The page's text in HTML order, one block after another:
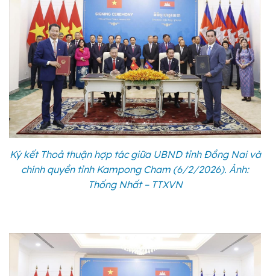
Ký kết Thoả thuận hợp tác giữa UBND tỉnh Đồng Nai và
chính quyền tỉnh Kampong Cham (6/2/2026). Ảnh:
Thống Nhất – TTXVN